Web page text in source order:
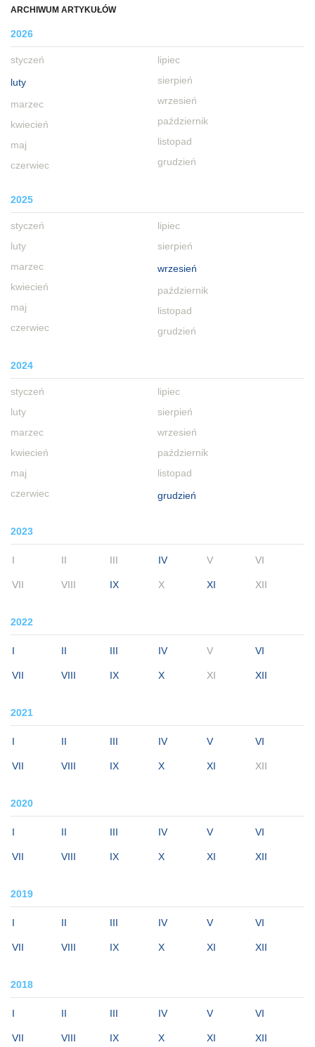
ARCHIWUM ARTYKUŁÓW
2026
styczeń
luty
marzec
kwiecień
maj
czerwiec
lipiec
sierpień
wrzesień
październik
listopad
grudzień
2025
styczeń
luty
marzec
kwiecień
maj
czerwiec
lipiec
sierpień
wrzesień
październik
listopad
grudzień
2024
styczeń
luty
marzec
kwiecień
maj
czerwiec
lipiec
sierpień
wrzesień
październik
listopad
grudzień
2023
I II III IV V VI
VII VIII IX X XI XII
2022
I II III IV V VI
VII VIII IX X XI XII
2021
I II III IV V VI
VII VIII IX X XI XII
2020
I II III IV V VI
VII VIII IX X XI XII
2019
I II III IV V VI
VII VIII IX X XI XII
2018
I II III IV V VI
VII VIII IX X XI XII